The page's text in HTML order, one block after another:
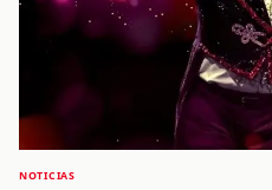
NOTICIAS